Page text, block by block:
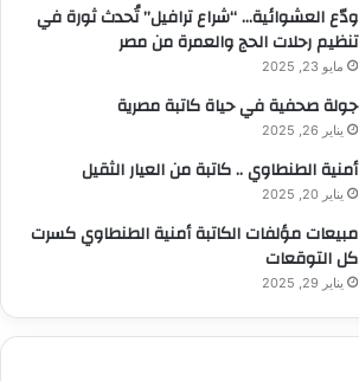
ودّع العشوائية… “شراع ترافيل” تُحدث ثورة في
تنظيم رحلات الحج والعمرة من مصر
مايو 23, 2025
جولة صحفية في حياة كاتبة مصرية
يناير 26, 2025
أمنية الطنطاوي .. كاتبة من العيار الثقيل
يناير 20, 2025
مبيعات مؤلفات الكاتبة أمنية الطنطاوي كسرت
كل التوقعات
يناير 29, 2025